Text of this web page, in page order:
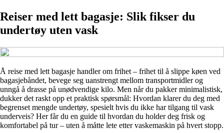
Reiser med lett bagasje: Slik fikser du
undertøy uten vask
Å reise med lett bagasje handler om frihet – frihet til å slippe køen ved
bagasjebåndet, bevege seg uanstrengt mellom transportmidler og
unngå å drasse på unødvendige kilo. Men når du pakker minimalistisk,
dukker det raskt opp et praktisk spørsmål: Hvordan klarer du deg med
begrenset mengde undertøy, spesielt hvis du ikke har tilgang til vask
underveis? Her får du en guide til hvordan du holder deg frisk og
komfortabel på tur – uten å måtte lete etter vaskemaskin på hvert stopp.